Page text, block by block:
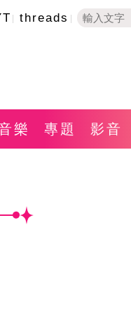
threads
樂 專題 影音